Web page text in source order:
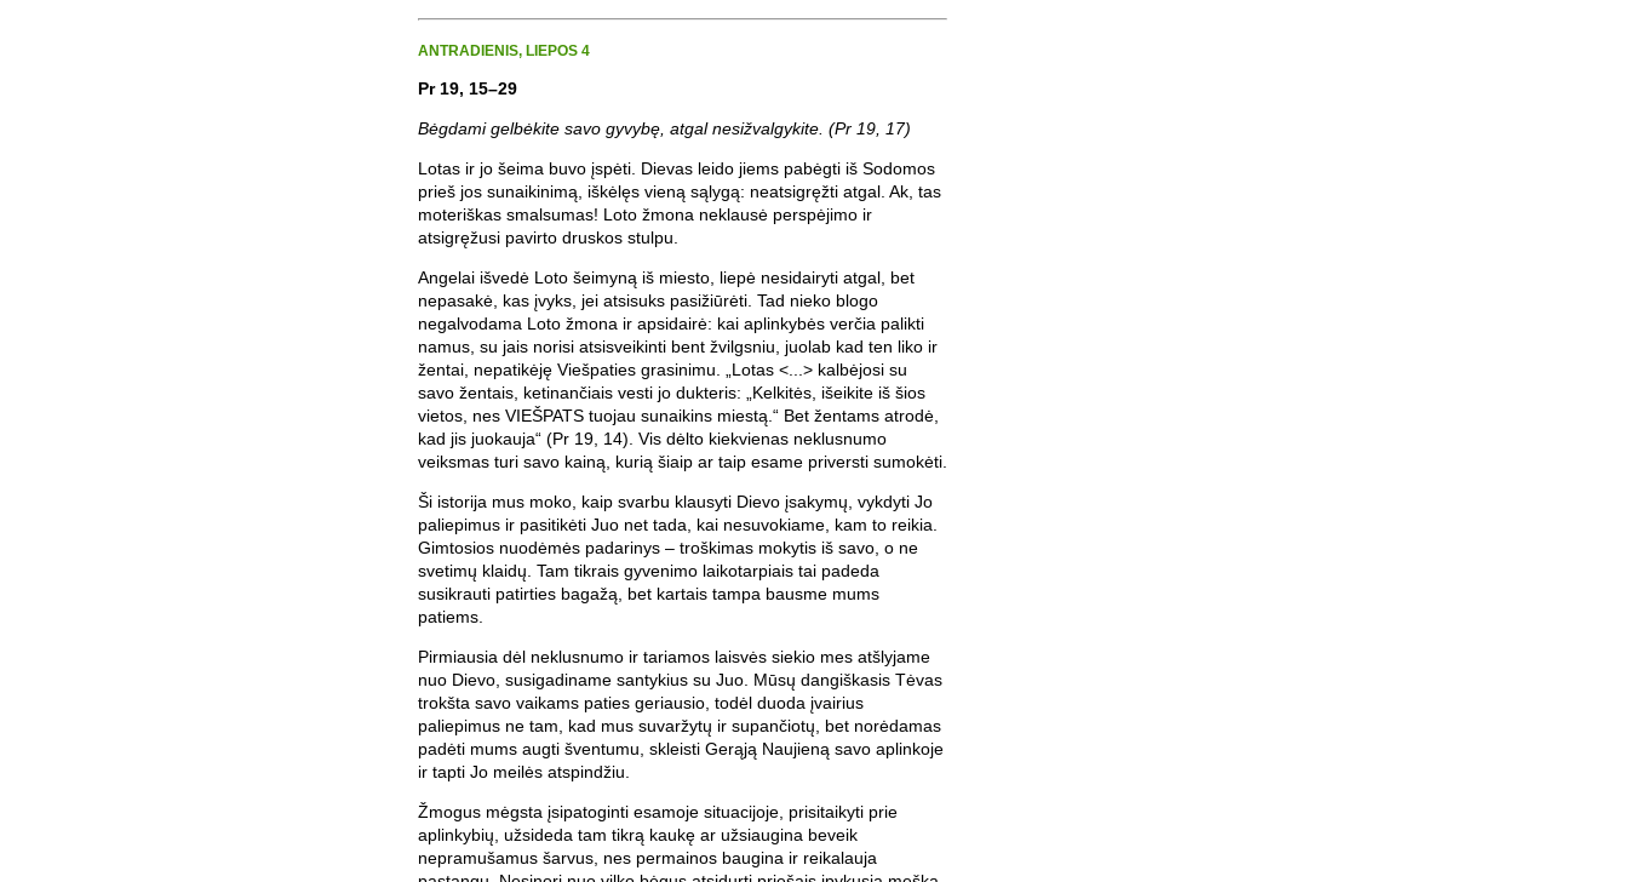
ANTRADIENIS, LIEPOS 4
Pr 19, 15–29
Bėgdami gelbėkite savo gyvybę, atgal nesižvalgykite. (Pr 19, 17)
Lotas ir jo šeima buvo įspėti. Dievas leido jiems pabėgti iš Sodomos
prieš jos sunaikinimą, iškėlęs vieną sąlygą: neatsigręžti atgal. Ak, tas
moteriškas smalsumas! Loto žmona neklausė perspėjimo ir
atsigręžusi pavirto druskos stulpu.
Angelai išvedė Loto šeimyną iš miesto, liepė nesidairyti atgal, bet
nepasakė, kas įvyks, jei atsisuks pasižiūrėti. Tad nieko blogo
negalvodama Loto žmona ir apsidairė: kai aplinkybės verčia palikti
namus, su jais norisi atsisveikinti bent žvilgsniu, juolab kad ten liko ir
žentai, nepatikėję Viešpaties grasinimu. „Lotas <...> kalbėjosi su
savo žentais, ketinančiais vesti jo dukteris: „Kelkitės, išeikite iš šios
vietos, nes VIEŠPATS tuojau sunaikins miestą.“ Bet žentams atrodė,
kad jis juokauja“ (Pr 19, 14). Vis dėlto kiekvienas neklusnumo
veiksmas turi savo kainą, kurią šiaip ar taip esame priversti sumokėti.
Ši istorija mus moko, kaip svarbu klausyti Dievo įsakymų, vykdyti Jo
paliepimus ir pasitikėti Juo net tada, kai nesuvokiame, kam to reikia.
Gimtosios nuodėmės padarinys – troškimas mokytis iš savo, o ne
svetimų klaidų. Tam tikrais gyvenimo laikotarpiais tai padeda
susikrauti patirties bagažą, bet kartais tampa bausme mums
patiems.
Pirmiausia dėl neklusnumo ir tariamos laisvės siekio mes atšlyjame
nuo Dievo, susigadiname santykius su Juo. Mūsų dangiškasis Tėvas
trokšta savo vaikams paties geriausio, todėl duoda įvairius
paliepimus ne tam, kad mus suvaržytų ir supančiotų, bet norėdamas
padėti mums augti šventumu, skleisti Gerąją Naujieną savo aplinkoje
ir tapti Jo meilės atspindžiu.
Žmogus mėgsta įsipatoginti esamoje situacijoje, prisitaikyti prie
aplinkybių, užsideda tam tikrą kaukę ar užsiaugina beveik
nepramušamus šarvus, nes permainos baugina ir reikalauja